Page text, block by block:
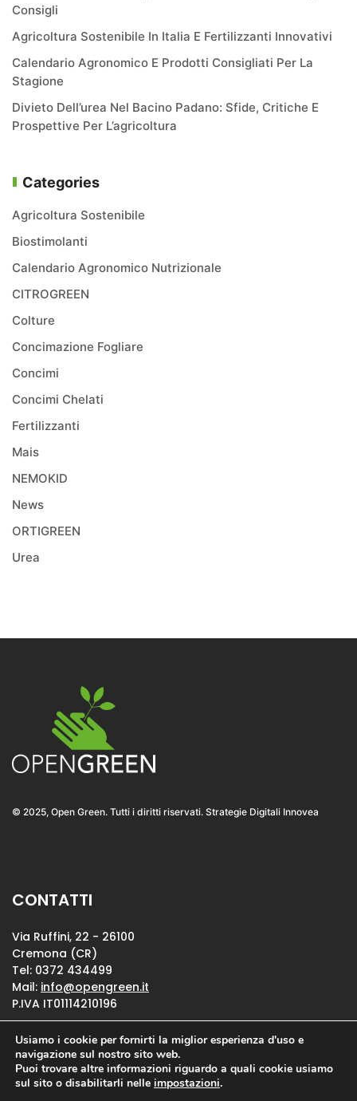
Consigli
Agricoltura Sostenibile In Italia E Fertilizzanti Innovativi
Calendario Agronomico E Prodotti Consigliati Per La
Stagione
Divieto Dell’urea Nel Bacino Padano: Sfide, Critiche E
Prospettive Per L’agricoltura
Categories
Agricoltura Sostenibile
Biostimolanti
Calendario Agronomico Nutrizionale
CITROGREEN
Colture
Concimazione Fogliare
Concimi
Concimi Chelati
Fertilizzanti
Mais
NEMOKID
News
ORTIGREEN
Urea
© 2025, Open Green. Tutti i diritti riservati. Strategie Digitali Innovea
CONTATTI
Via Ruffini, 22 - 26100
Cremona (CR)
Tel: 0372 434499
Mail: info@opengreen.it
P.IVA IT01114210196
Privacy Policy
Cookie Policy
Usiamo i cookie per fornirti la miglior esperienza d'uso e
navigazione sul nostro sito web.
Puoi trovare altre informazioni riguardo a quali cookie usiamo
sul sito o disabilitarli nelle impostazioni.